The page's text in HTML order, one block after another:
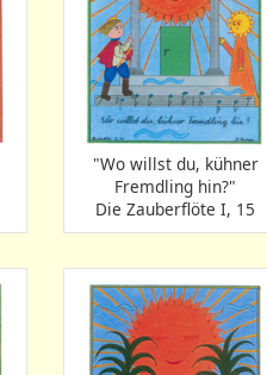
"Wo willst du, kühner
Fremdling hin?"
Die Zauberflöte I, 15